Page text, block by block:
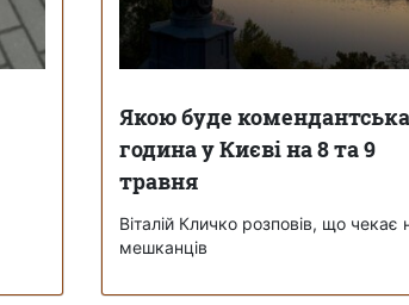
Якою буде комендантська
година у Києві на 8 та 9
травня
Віталій Кличко розповів, що чекає
мешканців